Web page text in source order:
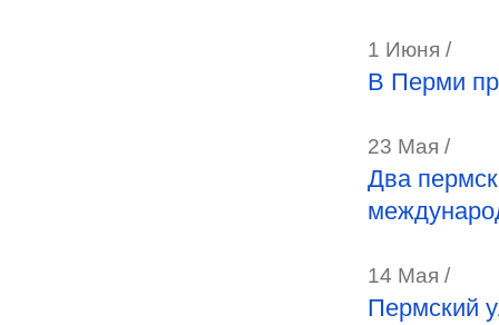
1 Июня /
В Перми
23 Мая /
Два
14 Мая /
Пермский